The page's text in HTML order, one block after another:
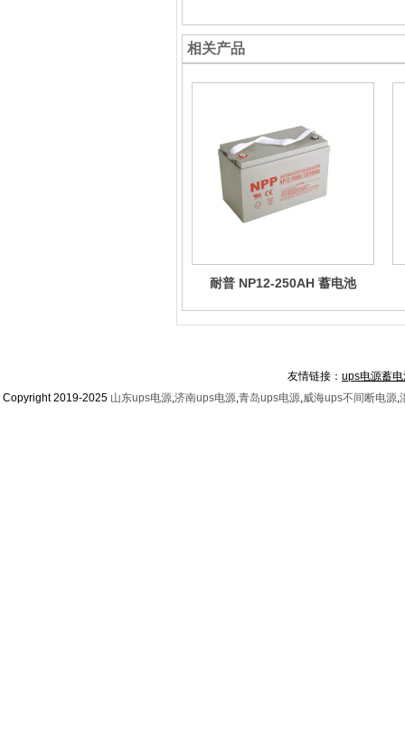
相关产品
耐普 NP12-250AH 蓄电池
友情链接： ups电源蓄
Copyright 2019-2025 山东ups电源,济南ups电源,青岛ups电源,威海ups不间断电源,